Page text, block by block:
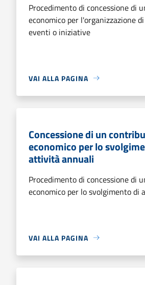
Procedimento di concessione di
economico per l'organizzazione
eventi o iniziative
VAI ALLA PAGINA
Concessione di un
economico per lo
attività annuali
Procedimento di concessione di
economico per lo svolgimento di
VAI ALLA PAGINA